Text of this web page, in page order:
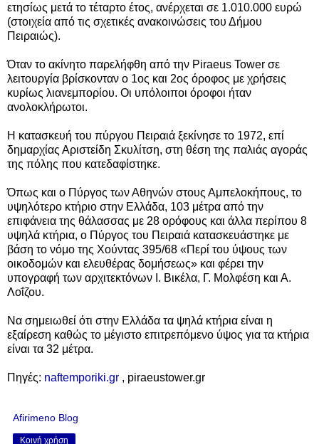
ετησίως μετά το τέταρτο έτος, ανέρχεται σε 1.010.000 ευρώ
(στοιχεία από τις σχετικές ανακοινώσεις του Δήμου
Πειραιώς).
Όταν το ακίνητο παρελήφθη από την Piraeus Tower σε
λειτουργία βρίσκονταν ο 1ος και 2ος όροφος με χρήσεις
κυρίως λιανεμπορίου. Οι υπόλοιποι όροφοι ήταν
ανολοκλήρωτοι.
Η κατασκευή του πύργου Πειραιά ξεκίνησε το 1972, επί
δημαρχίας Αριστείδη Σκυλίτση, στη θέση της παλιάς αγοράς
της πόλης που κατεδαφίστηκε.
Όπως και ο Πύργος των Αθηνών στους Αμπελοκήπους, το
υψηλότερο κτήριο στην Ελλάδα, 103 μέτρα από την
επιφάνεια της θάλασσας με 28 ορόφους και άλλα περίπου 8
υψηλά κτήρια, ο Πύργος του Πειραιά κατασκευάστηκε με
βάση το νόμο της Χούντας 395/68 «Περί του ύψους των
οικοδομών και ελευθέρας δομήσεως» και φέρει την
υπογραφή των αρχιτεκτόνων Ι. Βικέλα, Γ. Μολφέση και Α.
Λοΐζου.
Να σημειωθεί ότι στην Ελλάδα τα ψηλά κτήρια είναι η
εξαίρεση καθώς το μέγιστο επιτρεπόμενο ύψος για τα κτήρια
είναι τα 32 μέτρα.
Πηγές: naftemporiki.gr , piraeustower.gr
Afirimeno Blog
Κοινή χρήση